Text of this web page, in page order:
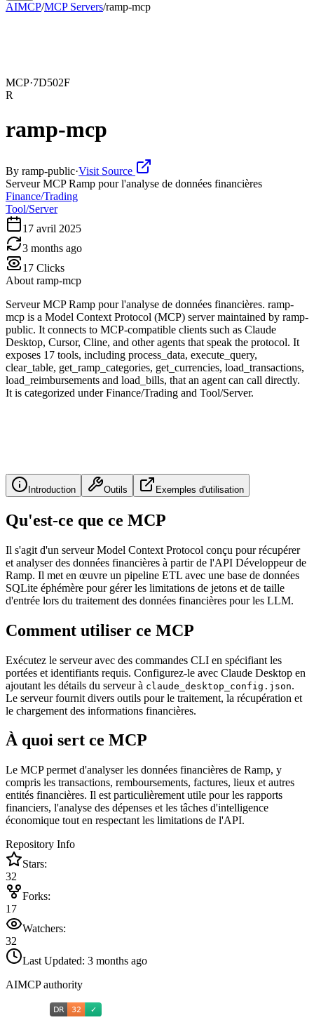
AIMCP/MCP Servers/ramp-mcp
MCP·7D502F
R
ramp-mcp
By ramp-public·Visit Source
Serveur MCP Ramp pour l'analyse de données financières
Finance/Trading
Tool/Server
17 avril 2025
3 months ago
17 Clicks
About ramp-mcp
Serveur MCP Ramp pour l'analyse de données financières. ramp-
mcp is a Model Context Protocol (MCP) server maintained by ramp-
public. It connects to MCP-compatible clients such as Claude
Desktop, Cursor, Cline, and other agents that speak the protocol. It
exposes 17 tools, including process_data, execute_query,
clear_table, get_ramp_categories, get_currencies, load_transactions,
load_reimbursements and load_bills, that an agent can call directly.
It is categorized under Finance/Trading and Tool/Server.
Introduction Outils Exemples d'utilisation
Qu'est-ce que ce MCP
Il s'agit d'un serveur Model Context Protocol conçu pour récupérer
et analyser des données financières à partir de l'API Développeur de
Ramp. Il met en œuvre un pipeline ETL avec une base de données
SQLite éphémère pour gérer les limitations de jetons et de taille
d'entrée lors du traitement des données financières pour les LLM.
Comment utiliser ce MCP
Exécutez le serveur avec des commandes CLI en spécifiant les
portées et identifiants requis. Configurez-le avec Claude Desktop en
ajoutant les détails du serveur à claude_desktop_config.json.
Le serveur fournit divers outils pour le traitement, la récupération et
le chargement des informations financières.
À quoi sert ce MCP
Le MCP permet d'analyser les données financières de Ramp, y
compris les transactions, remboursements, factures, lieux et autres
entités financières. Il est particulièrement utile pour les rapports
financiers, l'analyse des dépenses et les tâches d'intelligence
économique tout en respectant les limitations de l'API.
Repository Info
Stars:
32
Forks:
17
Watchers:
32
Last Updated: 3 months ago
AIMCP authority